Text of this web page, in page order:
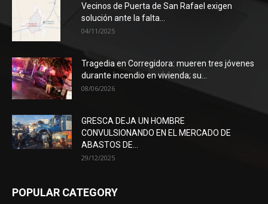
Vecinos de Puerta de San Rafael exigen
solución ante la falta...
04/11/2025
Tragedia en Corregidora: mueren tres jóvenes
durante incendio en vivienda; su...
08/06/2026
GRESCA DEJA UN HOMBRE
CONVULSIONANDO EN EL MERCADO DE
ABASTOS DE...
29/12/2025
POPULAR CATEGORY